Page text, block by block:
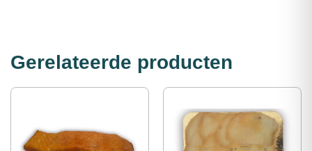
Gerelateerde producten